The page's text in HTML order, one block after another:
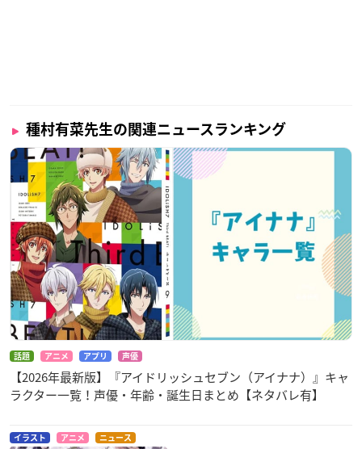
種村有菜先生の関連ニュースランキング
話題 アニメ アプリ 声優
【2026年最新版】『アイドリッシュセブン（アイナナ）』キャ
ラクター一覧！声優・年齢・誕生日まとめ【ネタバレ有】
イラスト アニメ ニュース